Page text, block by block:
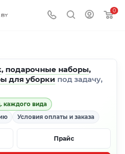
0
, подарочные наборы,
для уборки под задачу,
каждого вида
Условия оплаты и заказа
Прайс